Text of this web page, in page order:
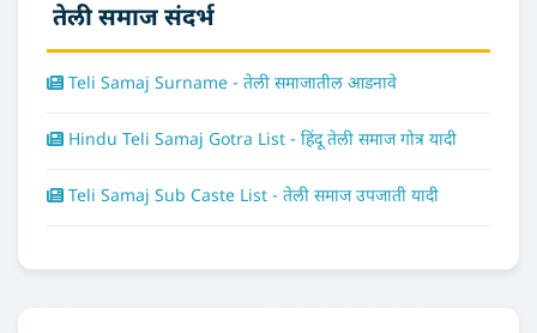
तेली समाज संदर्भ
Teli Samaj Surname - तेली समाजातील आडनावे
Hindu Teli Samaj Gotra List - हिंदू तेली समाज गोत्र यादी
Teli Samaj Sub Caste List - तेली समाज उपजाती यादी